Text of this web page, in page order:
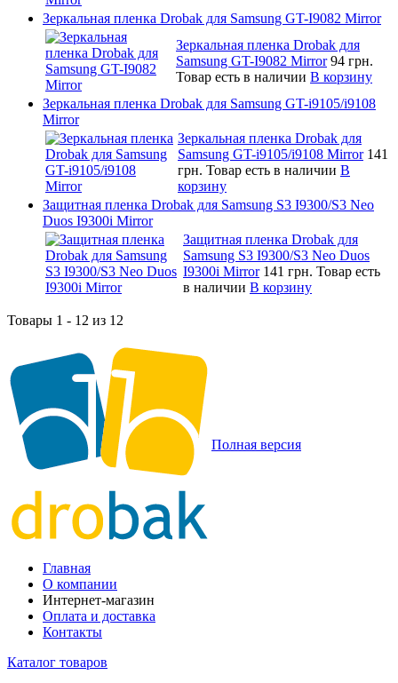
Зеркальная пленка Drobak для Samsung GT-I9082 Mirror
Зеркальная пленка Drobak для
Samsung GT-I9082 Mirror 94 грн.
Товар есть в наличии В корзину
Зеркальная пленка Drobak для Samsung GT-i9105/i9108
Mirror
Зеркальная пленка Drobak для
Samsung GT-i9105/i9108 Mirror 141
грн. Товар есть в наличии В
корзину
Защитная пленка Drobak для Samsung S3 I9300/S3 Neo
Duos I9300i Mirror
Защитная пленка Drobak для
Samsung S3 I9300/S3 Neo Duos
I9300i Mirror 141 грн. Товар есть
в наличии В корзину
Товары 1 - 12 из 12
Полная версия
Главная
О компании
Интернет-магазин
Оплата и доставка
Контакты
Каталог товаров